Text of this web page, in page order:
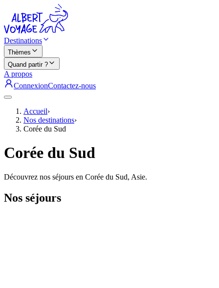
Destinations
Thèmes
Quand partir ?
A propos
ConnexionContactez-nous
Accueil›
Nos destinations›
Corée du Sud
Corée du Sud
Découvrez nos séjours en Corée du Sud, Asie.
Nos séjours